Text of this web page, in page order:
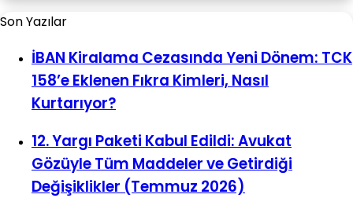
Son Yazılar
İBAN Kiralama Cezasında Yeni Dönem: TCK
158’e Eklenen Fıkra Kimleri, Nasıl
Kurtarıyor?
12. Yargı Paketi Kabul Edildi: Avukat
Gözüyle Tüm Maddeler ve Getirdiği
Değişiklikler (Temmuz 2026)